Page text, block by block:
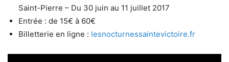
Saint-Pierre – Du 30 juin au 11 juillet 2017
Entrée : de 15€ à 60€
Billetterie en ligne : lesnocturnessaintevictoire.fr